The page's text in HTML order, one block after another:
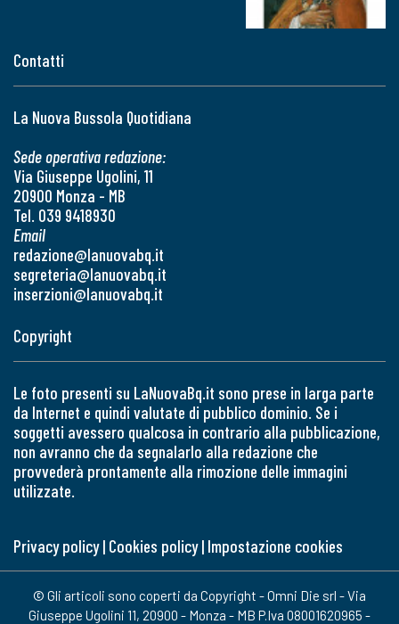
Contatti
La Nuova Bussola Quotidiana
Sede operativa redazione:
Via Giuseppe Ugolini, 11
20900 Monza - MB
Tel. 039 9418930
Email
redazione@lanuovabq.it
segreteria@lanuovabq.it
inserzioni@lanuovabq.it
Copyright
Le foto presenti su LaNuovaBq.it sono prese in larga parte
da Internet e quindi valutate di pubblico dominio. Se i
soggetti avessero qualcosa in contrario alla pubblicazione,
non avranno che da segnalarlo alla redazione che
provvederà prontamente alla rimozione delle immagini
utilizzate.
Privacy policy| Cookies policy| Impostazione cookies
© Gli articoli sono coperti da Copyright - Omni Die srl - Via
Giuseppe Ugolini 11, 20900 - Monza - MB P.Iva 08001620965 -